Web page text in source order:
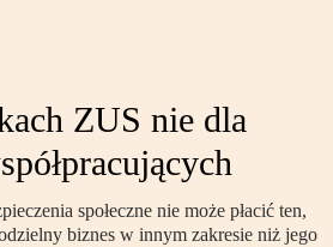
ZUS nie dla
społeczne nie może płacić ten,
biznes w innym zakresie niż jego